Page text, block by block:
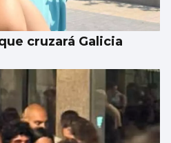
cruzará Galicia